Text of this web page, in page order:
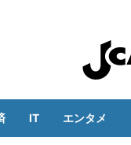
IT エンタメ